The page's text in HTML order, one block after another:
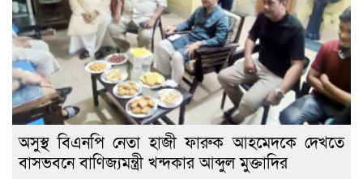
অসুস্থ বিএনপি নেতা হাজী ফারুক আহমেদকে দেখতে
বাসভবনে বাণিজ্যমন্ত্রী খন্দকার আব্দুল মুক্তাদির